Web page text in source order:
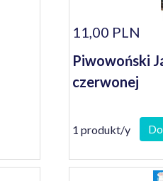
11,00 PLN
Piwowoński
czerwonej
1 produkt/y